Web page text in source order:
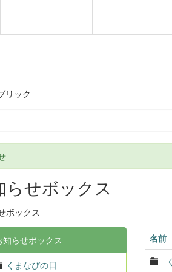
リック
らせボックス
ボックス
知らせボックス
くまなびの日
名前